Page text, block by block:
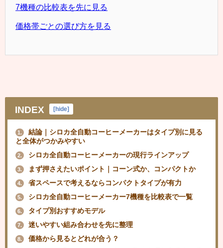
7機種の比較表を先に見る
価格帯ごとの選び方を見る
INDEX [hide]
1.
結論｜シロカ全自動コーヒーメーカーはタイプ別に見る
と全体がつかみやすい
2. シロカ全自動コーヒーメーカーの現行ラインアップ
3. まず押さえたいポイント｜コーン式か、コンパクトか
4. 省スペースで考えるならコンパクトタイプが有力
5. シロカ全自動コーヒーメーカー7機種を比較表で一覧
6. タイプ別おすすめモデル
7. 迷いやすい組み合わせを先に整理
8. 価格から見るとどれが合う？